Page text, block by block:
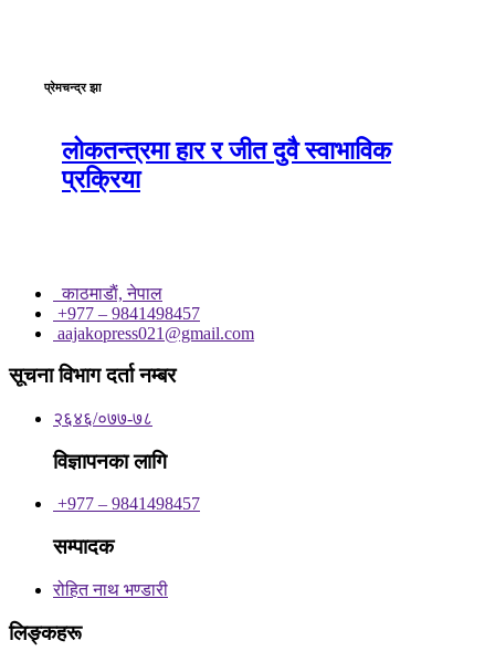
प्रेमचन्द्र झा
लोकतन्त्रमा हार र जीत दुवै स्वाभाविक
प्रक्रिया
काठमाडाैं, नेपाल
+977 – 9841498457
aajakopress021@gmail.com
सूचना विभाग दर्ता नम्बर
२६४६/०७७-७८
विज्ञापनका लागि
+977 – 9841498457
सम्पादक
रोहित नाथ भण्डारी
लिङ्कहरू